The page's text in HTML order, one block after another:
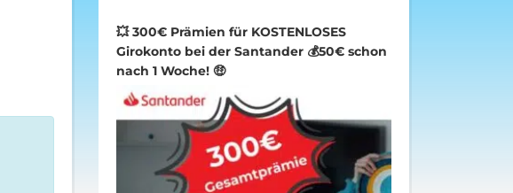
💥 300€ Prämien für KOSTENLOSES
Girokonto bei der Santander 💰50€ schon
nach 1 Woche! 🤑